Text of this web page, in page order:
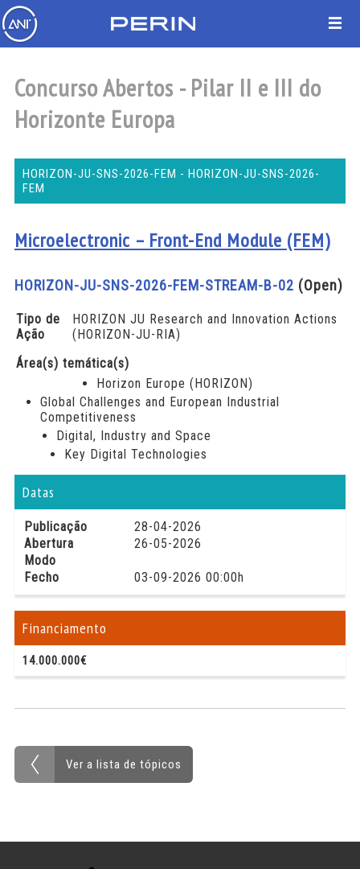
Concurso Abertos - Pilar II e III do
Horizonte Europa
HORIZON-JU-SNS-2026-FEM - HORIZON-JU-SNS-2026-
FEM
Microelectronic – Front-End Module (FEM)
HORIZON-JU-SNS-2026-FEM-STREAM-B-02 (Open)
Tipo de
Ação
HORIZON JU Research and Innovation Actions
(HORIZON-JU-RIA)
Área(s) temática(s)
Horizon Europe (HORIZON)
Global Challenges and European Industrial
Competitiveness
Digital, Industry and Space
Key Digital Technologies
Datas
Publicação
28-04-2026
Abertura
26-05-2026
Modo
Fecho
03-09-2026 00:00h
Financiamento
14.000.000€
Ver a lista de tópicos